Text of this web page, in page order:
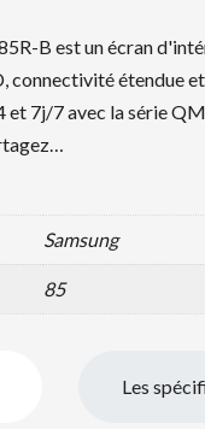
B est un écran
connectivité étendue
7j/7 avec la série
Samsung
85
Les